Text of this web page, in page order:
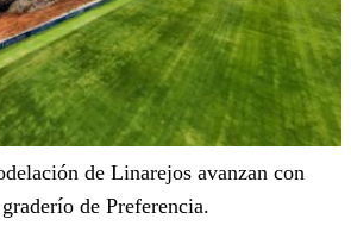
de Linarejos avanzan con
de Preferencia.